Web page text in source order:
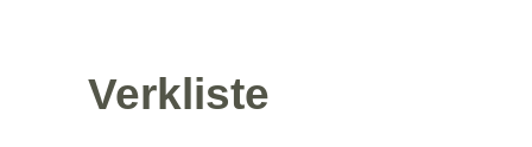
Verkliste